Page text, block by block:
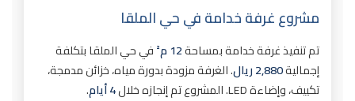
مشروع غرفة خدامة في حي الملقا
تم تنفيذ غرفة خدامة بمساحة12 م²
في حي الملقا بتكلفة
إجمالية2,880 ريال
. الغرفة مزودة بدورة مياه، خزائن مدمجة،
تكييف، وإضاءة LED. المشروع تم إنجازه خلال
4 أيام .